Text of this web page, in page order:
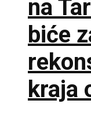
na
biće
kraja